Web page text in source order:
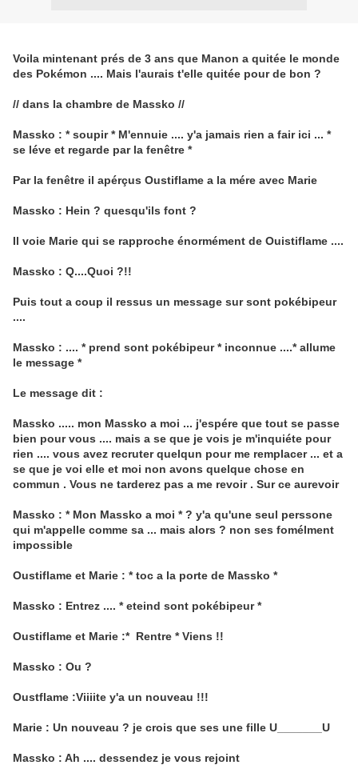
Voila mintenant prés de 3 ans que Manon a quitée le monde
des Pokémon .... Mais l'aurais t'elle quitée pour de bon ?
// dans la chambre de Massko //
Massko : * soupir * M'ennuie .... y'a jamais rien a fair ici ... *
se léve et regarde par la fenêtre *
Par la fenêtre il apérçus Oustiflame a la mére avec Marie
Massko : Hein ? quesqu'ils font ?
Il voie Marie qui se rapproche énormément de Ouistiflame ....
Massko : Q....Quoi ?!!
Puis tout a coup il ressus un message sur sont pokébipeur
....
Massko : .... * prend sont pokébipeur * inconnue ....* allume
le message *
Le message dit :
Massko ..... mon Massko a moi ... j'espére que tout se passe
bien pour vous .... mais a se que je vois je m'inquiéte pour
rien .... vous avez recruter quelqun pour me remplacer ... et a
se que je voi elle et moi non avons quelque chose en
commun . Vous ne tarderez pas a me revoir . Sur ce aurevoir
Massko : * Mon Massko a moi * ? y'a qu'une seul perssone
qui m'appelle comme sa ... mais alors ? non ses fomélment
impossible
Oustiflame et Marie : * toc a la porte de Massko *
Massko : Entrez .... * eteind sont pokébipeur *
Oustiflame et Marie :* Rentre * Viens !!
Massko : Ou ?
Oustflame :Viiiite y'a un nouveau !!!
Marie : Un nouveau ? je crois que ses une fille U_______U
Massko : Ah .... dessendez je vous rejoint